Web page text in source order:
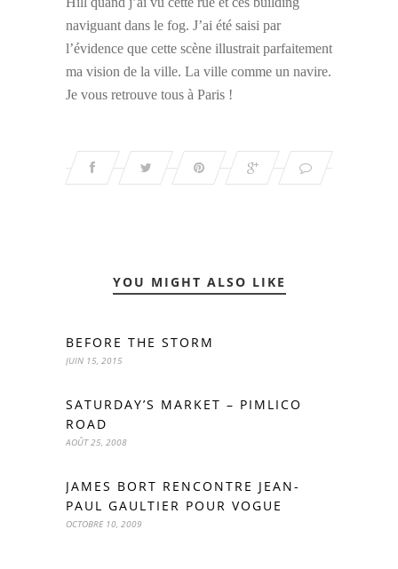
naviguant dans le fog. J’ai été saisi par
l’évidence que cette scène illustrait parfaitement
ma vision de la ville. La ville comme un navire.
Je vous retrouve tous à Paris !
YOU MIGHT ALSO LIKE
BEFORE THE STORM
JUIN 15, 2015
SATURDAY’S MARKET – PIMLICO
ROAD
AOÛT 25, 2008
JAMES BORT RENCONTRE JEAN-
PAUL GAULTIER POUR VOGUE
OCTOBRE 10, 2009